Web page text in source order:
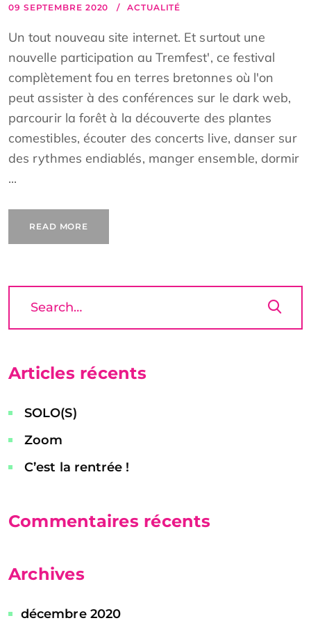
09 SEPTEMBRE 2020 ACTUALITÉ
Un tout nouveau site internet. Et surtout une
nouvelle participation au Tremfest', ce festival
complètement fou en terres bretonnes où l'on
peut assister à des conférences sur le dark web,
parcourir la forêt à la découverte des plantes
comestibles, écouter des concerts live, danser sur
des rythmes endiablés, manger ensemble, dormir
...
READ MORE
Articles récents
SOLO(S)
Zoom
C’est la rentrée !
Commentaires récents
Archives
décembre 2020